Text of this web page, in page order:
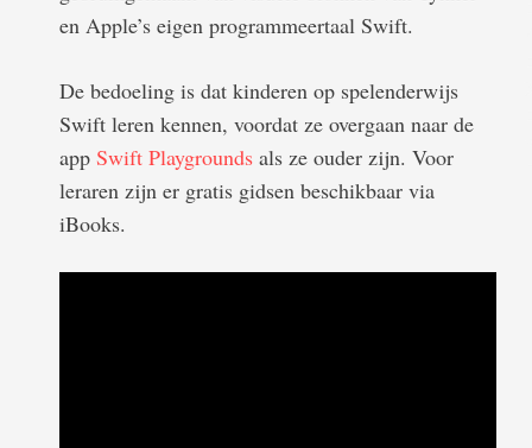
en Apple’s eigen programmeertaal Swift.
De bedoeling is dat kinderen op spelenderwijs
Swift leren kennen, voordat ze overgaan naar de
app Swift Playgrounds als ze ouder zijn. Voor
leraren zijn er gratis gidsen beschikbaar via
iBooks.